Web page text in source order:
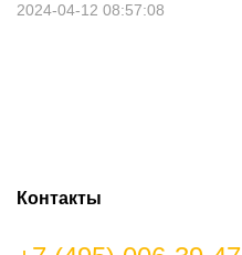
2024-04-12 08:57:08
Контакты